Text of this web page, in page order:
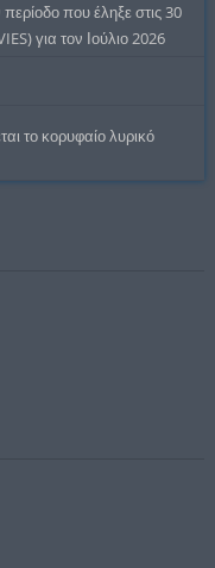
που έληξε στις 30
για τον Ιούλιο 2026
το κορυφαίο λυρικό